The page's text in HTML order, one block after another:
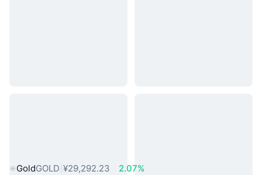
GoldGOLD ¥29,292.23
2.07%